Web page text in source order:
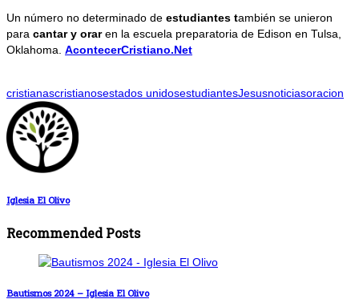
Un número no determinado de estudiantes también se unieron
para cantar y oraren la escuela preparatoria de Edison en Tulsa,
Oklahoma. AcontecerCristiano.Net
cristianascristianosestados unidosestudiantesJesusnoticiasoracion
Iglesia El Olivo
Recommended Posts
Bautismos 2024 – Iglesia El Olivo